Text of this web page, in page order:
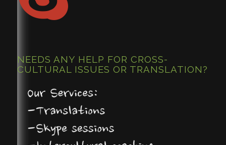
NEEDS ANY HELP FOR CROSS-
CULTURAL ISSUES OR TRANSLATION?